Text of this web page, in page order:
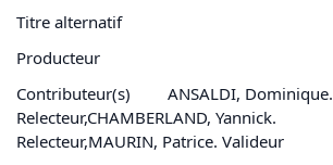
Titre alternatif
Producteur
Contributeur(s)
ANSALDI, Dominique.
Relecteur,CHAMBERLAND, Yannick.
Relecteur,MAURIN, Patrice. Valideur